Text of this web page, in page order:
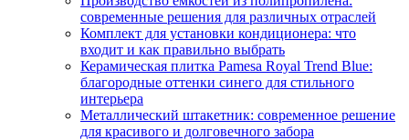
современные решения для различных отраслей
Комплект для установки кондиционера: что
входит и как правильно выбрать
Керамическая плитка Pamesa Royal Trend Blue:
благородные оттенки синего для стильного
интерьера
Металлический штакетник: современное решение
для красивого и долговечного забора